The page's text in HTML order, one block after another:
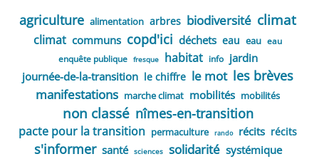
agriculture alimentation arbres biodiversité climat
climat communs copd'ici déchets eau eau eau
enquête publique
fresque habitat info jardin
journée-de-la-transition le chiffre le mot les brèves
manifestations marche climat mobilités mobilités
non classé nîmes-en-transition
pacte pour la transition permaculture rando récits récits
s'informer santé sciences solidarité systémique